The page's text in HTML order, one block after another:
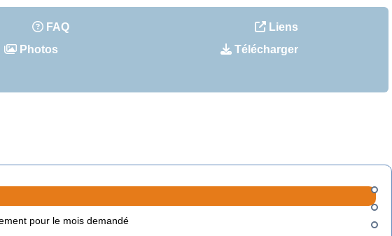
FAQ
Liens
Photos
Télécharger
pour le mois demandé